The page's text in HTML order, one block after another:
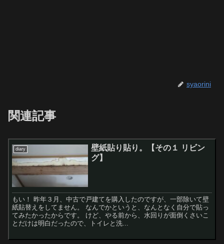
syaorini
関連記事
diary
壁紙貼り貼り。【その１ リビン
グ】
もい！ 昨年３月、中古で戸建てを購入したのですが、一部除いて壁
紙貼替えをしてません。 なんでかというと、なんとなく自分で貼っ
てみたかったからです。 けど、やる前から、水回りが面倒くさいこ
とだけは明白だったので、トイレと洗...